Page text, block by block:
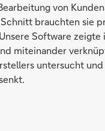
von
brauchten sie
Software
miteinander
untersucht